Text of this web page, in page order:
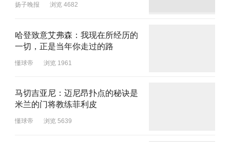
扬子晚报 浏览 4682
哈登致意艾弗森：我现在所经历的
一切，正是当年你走过的路
懂球帝 浏览 1961
马切吉亚尼：迈尼昂扑点的秘诀是
米兰的门将教练菲利皮
懂球帝 浏览 5639